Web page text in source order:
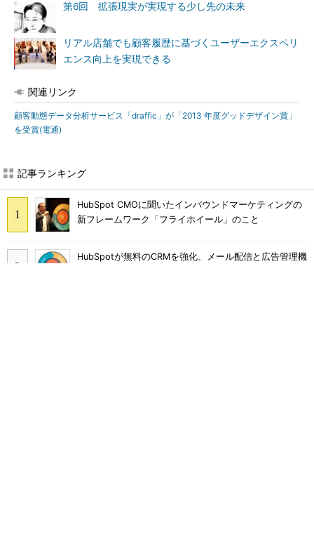
第6回 拡張現実が実現する少し先の未来
リアル店舗でも顧客履歴に基づくユーザーエクスペリ
エンス向上を実現できる
関連リンク
顧客動態データ分析サービス「draffic」が「2013 年度グッドデザイン賞」
を受賞(電通)
記事ランキング
HubSpot CMOに聞いたインバウンドマーケティングの
新フレームワーク「フライホイール」のこと
HubSpotが無料のCRMを強化、メール配信と広告管理機